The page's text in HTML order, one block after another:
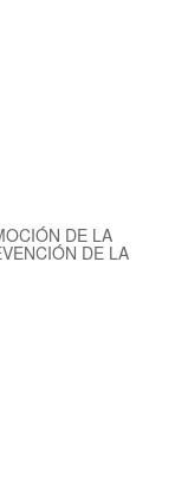
DE LA
DE LA